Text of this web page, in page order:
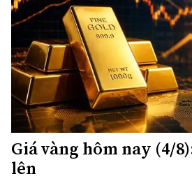
Giá vàng hôm nay (4/
lên